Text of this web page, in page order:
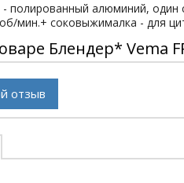
- полированный алюминий,
мин.+ соковыжималка - для
Блендер* Vema
отзыв